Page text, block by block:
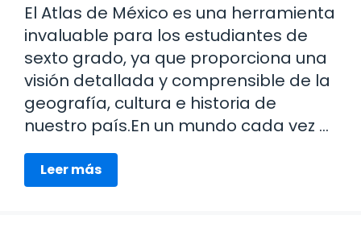
El Atlas de México es una herramienta
invaluable para los estudiantes de
sexto grado, ya que proporciona una
visión detallada y comprensible de la
geografía, cultura e historia de
nuestro país.En un mundo cada vez …
Leer más